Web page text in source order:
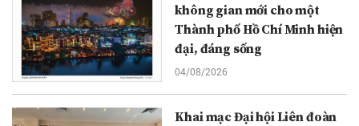
không gian mới cho một
Thành phố Hồ Chí Minh hiện
đại, đáng sống
04/08/2026
Khai mạc Đại hội Liên đoàn